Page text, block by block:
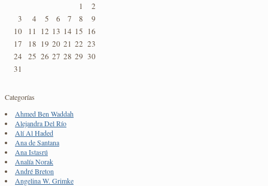
1
2
3
4 5 6 7 8
9
10
11 12 13 14 15 16
17
18 19 20 21 22 23
24
25 26 27 28 29 30
31
Categorías
Ahmed Ben Waddah
Alejandra Del Río
Alí Al Haded
Ana de Santana
Ana Istasrú
Analía Norak
André Breton
Angelina W. Grimke